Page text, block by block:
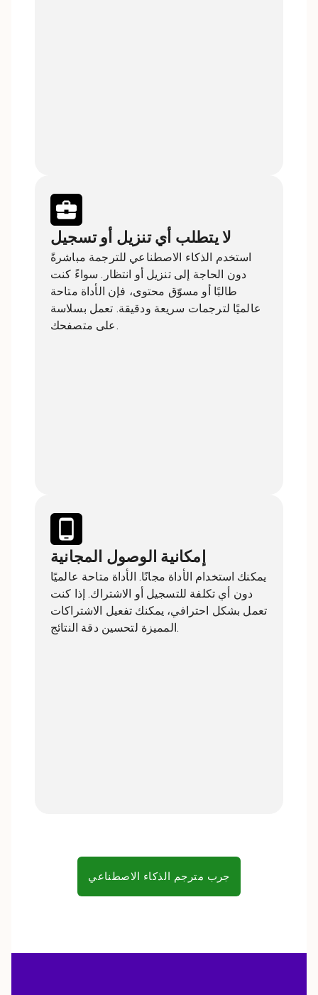
لا يتطلب أي تنزيل أو تسجيل
استخدم الذكاء الاصطناعي للترجمة مباشرةً
دون الحاجة إلى تنزيل أو انتظار. سواءً كنت
طالبًا أو مسوّق محتوى، فإن الأداة متاحة
عالميًا لترجمات سريعة ودقيقة. تعمل بسلاسة
على متصفحك.
إمكانية الوصول المجانية
يمكنك استخدام الأداة مجانًا. الأداة متاحة عالميًا
دون أي تكلفة للتسجيل أو الاشتراك. إذا كنت
تعمل بشكل احترافي، يمكنك تفعيل الاشتراكات
المميزة لتحسين دقة النتائج.
جرب مترجم الذكاء الاصطناعي